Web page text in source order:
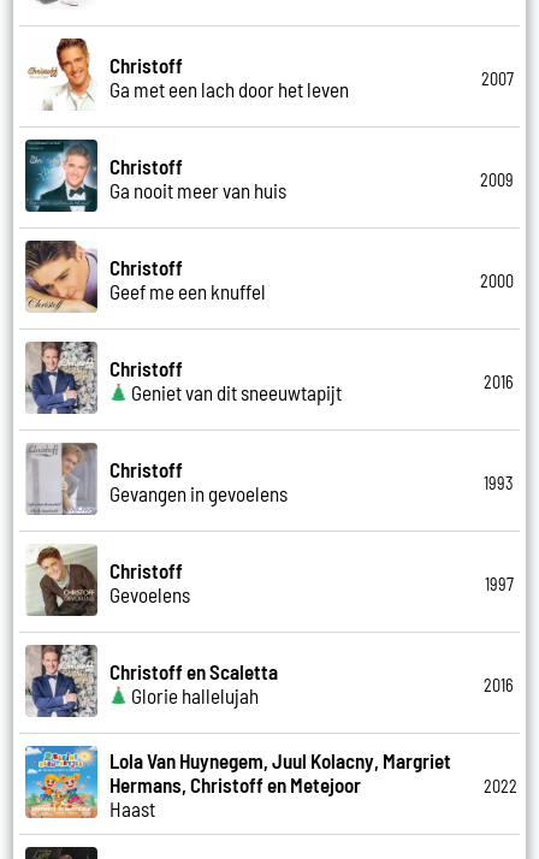
Christoff
Ga met een lach door het leven
2007
Christoff
Ga nooit meer van huis
2009
Christoff
Geef me een knuffel
2000
Christoff
Geniet van dit sneeuwtapijt
2016
Christoff
Gevangen in gevoelens
1993
Christoff
Gevoelens
1997
Christoff en Scaletta
Glorie hallelujah
2016
Lola Van Huynegem, Juul Kolacny, Margriet
Hermans, Christoff en Metejoor
Haast
2022